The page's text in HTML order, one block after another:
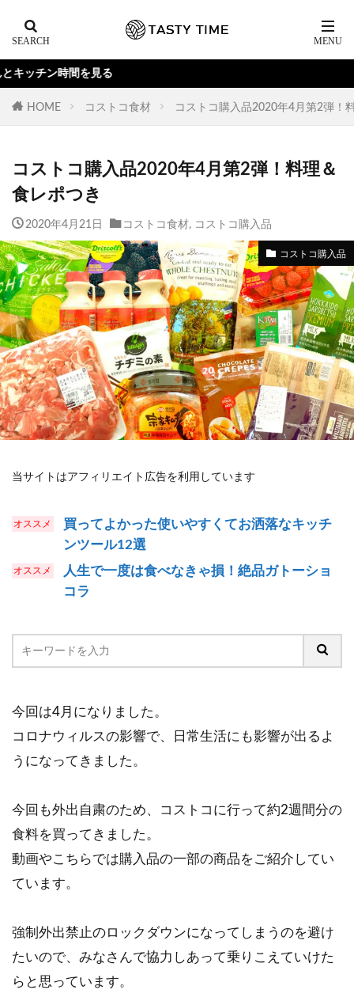
HOME コストコ食材 コストコ購入品2020年4月第2弾！
コストコ購入品2020年4月第2弾！料理＆
食レポつき
2020年4月21日 コストコ食材, コストコ購入品
コストコ購入品
当サイトはアフィリエイト広告を利用しています
買ってよかった使いやすくてお洒落なキッチ
ンツール12選
人生で一度は食べなきゃ損！絶品ガトーショ
コラ
今回は4月になりました。
コロナウィルスの影響で、日常生活にも影響が出るよ
うになってきました。
今回も外出自粛のため、コストコに行って約2週間分の
食料を買ってきました。
動画やこちらでは購入品の一部の商品をご紹介してい
ています。
強制外出禁止のロックダウンになってしまうのを避け
たいので、みなさんで協力しあって乗りこえていけた
らと思っています。